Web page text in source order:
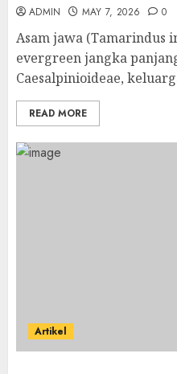
ADMIN MAY 7, 2026 0
Asam jawa (Tamarindus
evergreen jangka
Caesalpinioideae,
READ MORE
Artikel